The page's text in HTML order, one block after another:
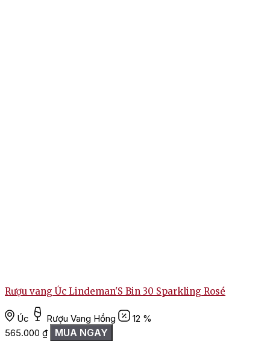
Rượu vang Úc Lindeman'S Bin 30 Sparkling Rosé
Úc Rượu Vang Hồng
12 %
565.000 ₫ MUA NGAY